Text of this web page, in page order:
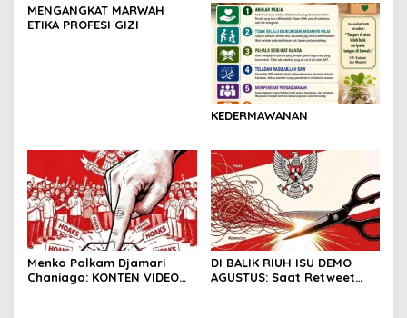
MENGANGKAT MARWAH
ETIKA PROFESI GIZI
KEDERMAWANAN
Menko Polkam Djamari
Chaniago: KONTEN VIDEO
DI BALIK RIUH ISU DEMO
AGUSTUS: Saat Retweet